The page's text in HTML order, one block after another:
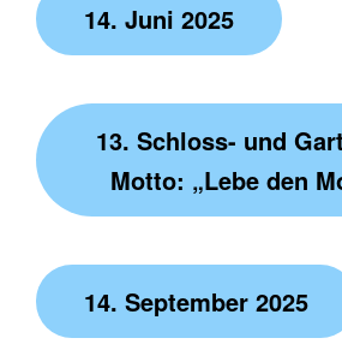
14. Juni 2025
13. Schloss- und
Motto: „Lebe den
14. September 2025